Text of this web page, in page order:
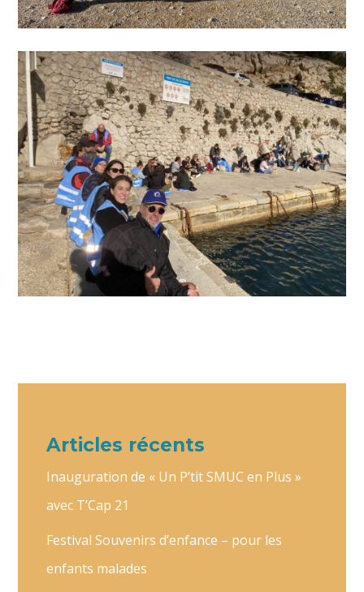
Articles récents
Inauguration de « Un P’tit SMUC en Plus »
avec T’Cap 21
Festival Souvenirs d’enfance – pour les
enfants malades